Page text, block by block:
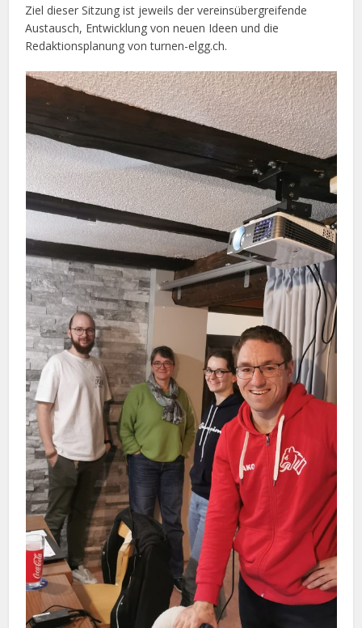
Ziel dieser Sitzung ist jeweils der vereinsübergreifende
Austausch, Entwicklung von neuen Ideen und die
Redaktionsplanung von turnen-elgg.ch.